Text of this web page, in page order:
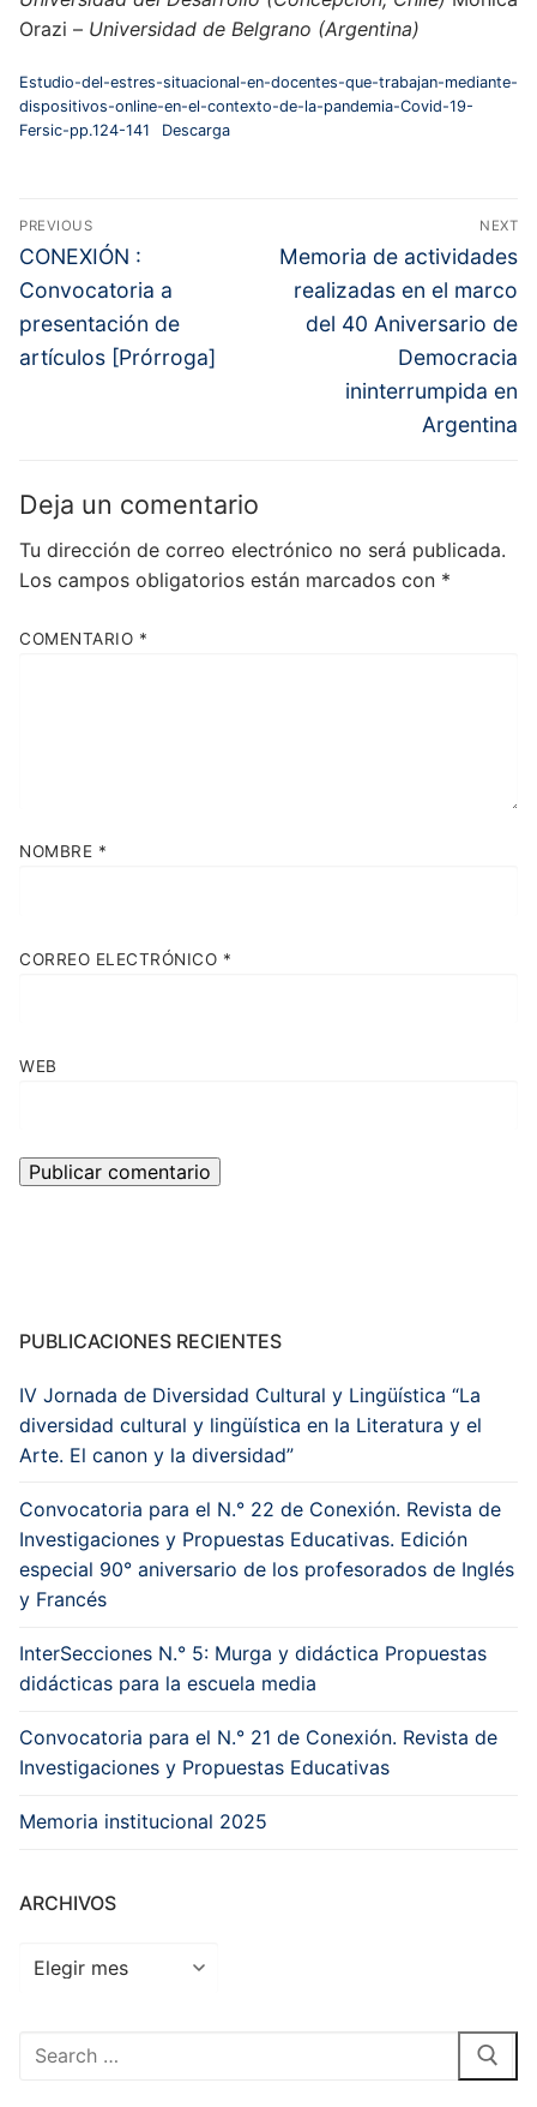
Orazi – Universidad de Belgrano (Argentina)
Estudio-del-estres-situacional-en-docentes-que-trabajan-mediante-
dispositivos-online-en-el-contexto-de-la-pandemia-Covid-19-
Fersic-pp.124-141
Descarga
Navegación
de
entradas
PREVIOUS
Previous
post:
CONEXIÓN :
Convocatoria a
presentación de
artículos [Prórroga]
NEXT
Next
post:
Memoria de actividades
realizadas en el marco
del 40 Aniversario de
Democracia
ininterrumpida en
Argentina
Deja un comentario
Tu dirección de correo electrónico no será publicada.
Los campos obligatorios están marcados con *
COMENTARIO *
NOMBRE *
CORREO ELECTRÓNICO *
WEB
PUBLICACIONES RECIENTES
IV Jornada de Diversidad Cultural y Lingüística “La
diversidad cultural y lingüística en la Literatura y el
Arte. El canon y la diversidad”
Convocatoria para el N.° 22 de Conexión. Revista de
Investigaciones y Propuestas Educativas. Edición
especial 90° aniversario de los profesorados de Inglés
y Francés
InterSecciones N.° 5: Murga y didáctica Propuestas
didácticas para la escuela media
Convocatoria para el N.° 21 de Conexión. Revista de
Investigaciones y Propuestas Educativas
Memoria institucional 2025
ARCHIVOS
Archivos
Buscar